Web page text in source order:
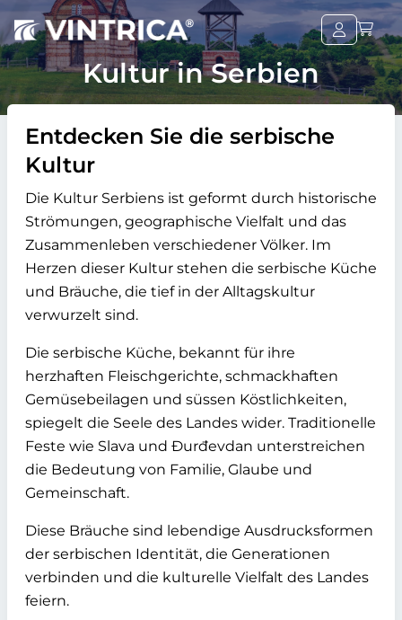
Kultur in Serbien
Entdecken Sie die serbische
Kultur
Die Kultur Serbiens ist geformt durch historische
Strömungen, geographische Vielfalt und das
Zusammenleben verschiedener Völker. Im
Herzen dieser Kultur stehen die serbische Küche
und Bräuche, die tief in der Alltagskultur
verwurzelt sind.
Die serbische Küche, bekannt für ihre
herzhaften Fleischgerichte, schmackhaften
Gemüsebeilagen und süssen Köstlichkeiten,
spiegelt die Seele des Landes wider. Traditionelle
Feste wie Slava und Đurđevdan unterstreichen
die Bedeutung von Familie, Glaube und
Gemeinschaft.
Diese Bräuche sind lebendige Ausdrucksformen
der serbischen Identität, die Generationen
verbinden und die kulturelle Vielfalt des Landes
feiern.